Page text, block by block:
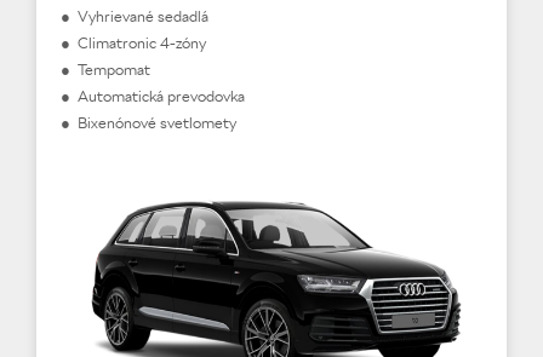
● Vyhrievané sedadlá
● Climatronic 4-zóny
● Tempomat
● Automatická prevodovka
● Bixenónové svetlomety